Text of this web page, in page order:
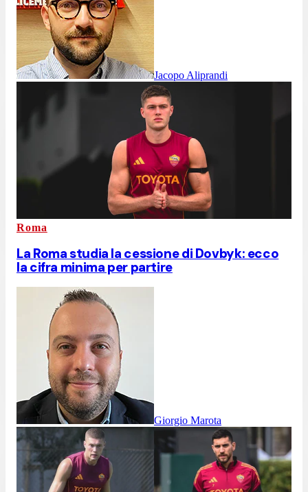
Jacopo Aliprandi
Roma
La Roma studia la cessione di Dovbyk: ecco
la cifra minima per partire
Giorgio Marota